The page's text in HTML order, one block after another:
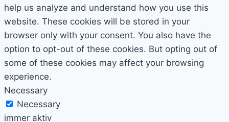
help us analyze and understand how you use this
website. These cookies will be stored in your
browser only with your consent. You also have the
option to opt-out of these cookies. But opting out of
some of these cookies may affect your browsing
experience.
Necessary
Necessary
immer aktiv